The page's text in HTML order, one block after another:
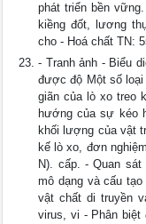
phát triển bền
kiềng đốt, lương
cho - Hoá chất TN:
- Tranh ảnh - Biểu
được độ Một số
giãn của lò xo treo
hướng của sự kéo
khối lượng của vật
kế lò xo, đơn
N). cấp. - Quan
mô dạng và cấu
vật chất di truyền
virus, vi - Phân